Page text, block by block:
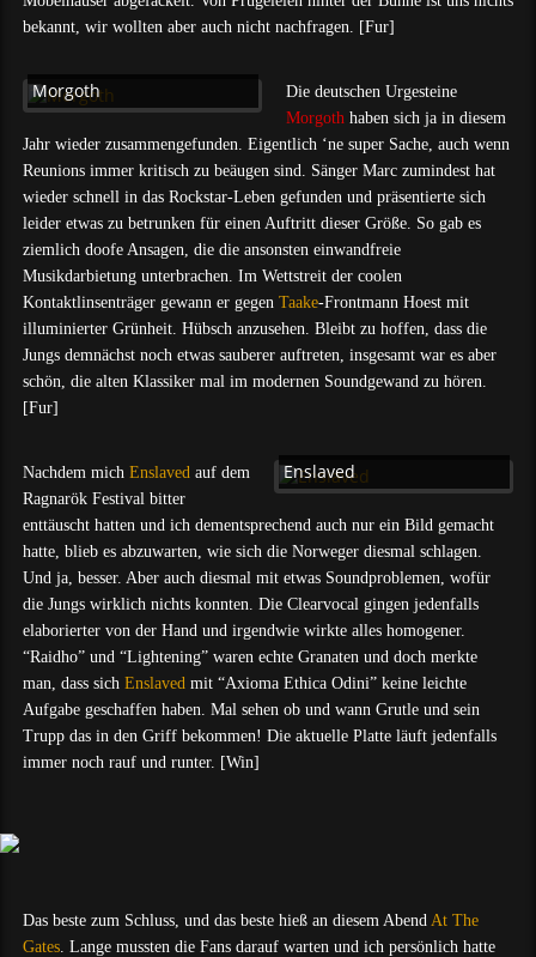
bekannt, wir wollten aber auch nicht nachfragen. [Fur]
Morgoth
Die deutschen Urgesteine
Morgoth haben sich ja in diesem
Jahr wieder zusammengefunden. Eigentlich ‘ne super Sache, auch wenn
Reunions immer kritisch zu beäugen sind. Sänger Marc zumindest hat
wieder schnell in das Rockstar-Leben gefunden und präsentierte sich
leider etwas zu betrunken für einen Auftritt dieser Größe. So gab es
ziemlich doofe Ansagen, die die ansonsten einwandfreie
Musikdarbietung unterbrachen. Im Wettstreit der coolen
Kontaktlinsenträger gewann er gegen Taake-Frontmann Hoest mit
illuminierter Grünheit. Hübsch anzusehen. Bleibt zu hoffen, dass die
Jungs demnächst noch etwas sauberer auftreten, insgesamt war es aber
schön, die alten Klassiker mal im modernen Soundgewand zu hören.
[Fur]
Enslaved
Nachdem mich Enslaved auf dem
Ragnarök Festival bitter
enttäuscht hatten und ich dementsprechend auch nur ein Bild gemacht
hatte, blieb es abzuwarten, wie sich die Norweger diesmal schlagen.
Und ja, besser. Aber auch diesmal mit etwas Soundproblemen, wofür
die Jungs wirklich nichts konnten. Die Clearvocal gingen jedenfalls
elaborierter von der Hand und irgendwie wirkte alles homogener.
“Raidho” und “Lightening” waren echte Granaten und doch merkte
man, dass sich Enslaved mit “Axioma Ethica Odini” keine leichte
Aufgabe geschaffen haben. Mal sehen ob und wann Grutle und sein
Trupp das in den Griff bekommen! Die aktuelle Platte läuft jedenfalls
immer noch rauf und runter. [Win]
Das beste zum Schluss, und das beste hieß an diesem Abend At The
Gates. Lange mussten die Fans darauf warten und ich persönlich hatte